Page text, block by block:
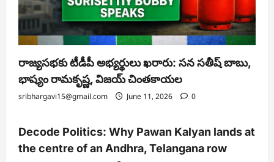
రాజ్యసభకు టీడీపీ అభ్యర్థులు ఖరారు: సన సతీష్ బాబు,
భాష్యం రామకృష్ణ, విజయ్ చింతకాయల
sribhargavi15@gmail.com June 11, 2026 0
Decode Politics: Why Pawan Kalyan lands at
the centre of an Andhra, Telangana row